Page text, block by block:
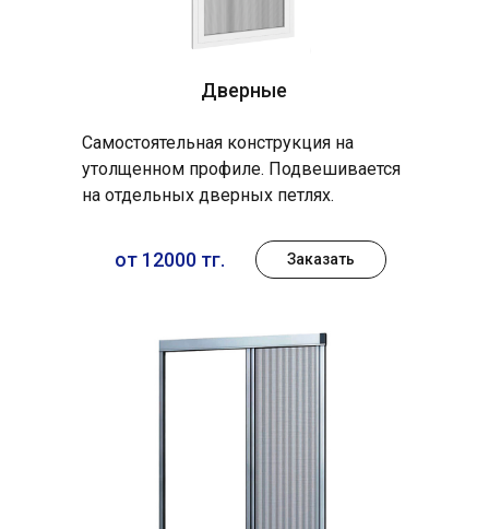
Дверные
Самостоятельная конструкция на
утолщенном профиле. Подвешивается
на отдельных дверных петлях.
от 12000 тг. Заказать